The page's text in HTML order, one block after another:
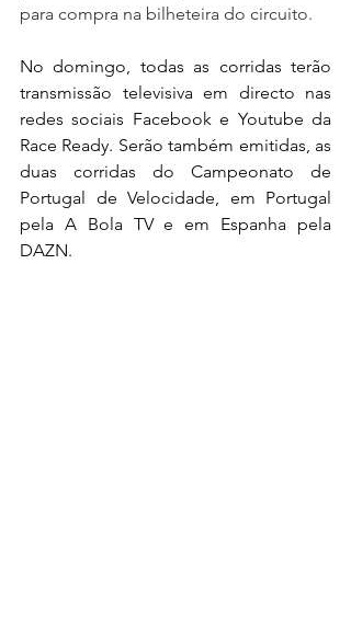
para compra na bilheteira do circuito.
No domingo, todas as corridas terão
transmissão televisiva em directo nas
redes sociais Facebook e Youtube da
Race Ready. Serão também emitidas, as
duas corridas do Campeonato de
Portugal de Velocidade, em Portugal
pela A Bola TV e em Espanha pela
DAZN.